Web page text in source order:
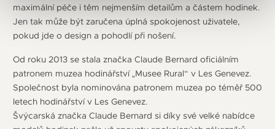
maximální péče i těm nejmenším detailům a částem hodinek.
Jen tak může být zaručena úplná spokojenost uživatele,
pokud jde o design a pohodlí při nošení.
Od roku 2013 se stala značka Claude Bernard oficiálním
patronem muzea hodinářství „Musee Rural“ v Les Genevez.
Společnost byla nominována patronem muzea po téměř 500
letech hodinářství v Les Genevez.
Švýcarská značka Claude Bernard si díky své velké nabídce